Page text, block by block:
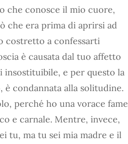
che conosce il mio cuore,
che era prima di aprirsi ad
costretto a confessarti
è causata dal tuo affetto
insostituibile, e per questo la
è condannata alla solitudine.
perché ho una vorace fame
e carnale. Mentre, invece,
tu, ma tu sei mia madre e il